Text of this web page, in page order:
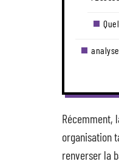
Récemment,
organisation
renverser la